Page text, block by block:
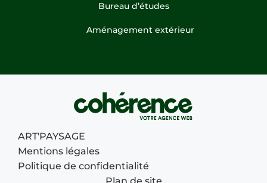
Bureau d’études
Aménagement extérieur
ART'PAYSAGE
Mentions légales
Politique de confidentialité